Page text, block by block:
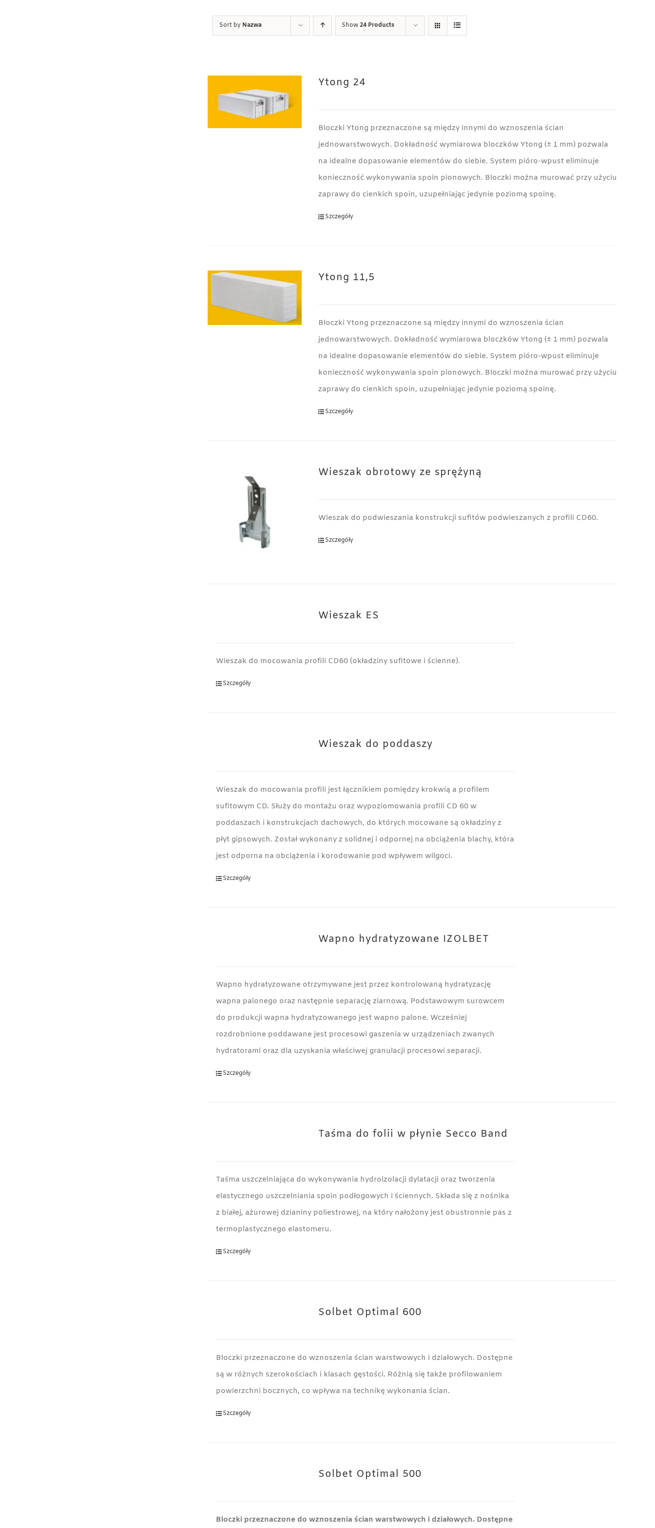
Sort by Nazwa Show24 Products
Ytong 24
Bloczki Ytong przeznaczone są między innymi do wznoszenia ścian
jednowarstwowych. Dokładność wymiarowa bloczków Ytong (± 1 mm) pozwala
na idealne dopasowanie elementów do siebie. System pióro-wpust eliminuje
konieczność wykonywania spoin pionowych. Bloczki można murować przy użyciu
zaprawy do cienkich spoin, uzupełniając jedynie poziomą spoinę.
Szczegóły
Ytong 11,5
Bloczki Ytong przeznaczone są między innymi do wznoszenia ścian
jednowarstwowych. Dokładność wymiarowa bloczków Ytong (± 1 mm) pozwala
na idealne dopasowanie elementów do siebie. System pióro-wpust eliminuje
konieczność wykonywania spoin pionowych. Bloczki można murować przy użyciu
zaprawy do cienkich spoin, uzupełniając jedynie poziomą spoinę.
Szczegóły
Wieszak obrotowy ze sprężyną
Wieszak do podwieszania konstrukcji sufitów podwieszanych z profili CD60.
Szczegóły
Wieszak ES
Wieszak do mocowania profili CD60 (okładziny sufitowe i ścienne).
Szczegóły
Wieszak do poddaszy
Wieszak do mocowania profili jest łącznikiem pomiędzy krokwią a profilem
sufitowym CD. Służy do montażu oraz wypoziomowania profili CD 60 w
poddaszach i konstrukcjach dachowych, do których mocowane są okładziny z
płyt gipsowych. Został wykonany z solidnej i odpornej na obciążenia blachy, która
jest odporna na obciążenia i korodowanie pod wpływem wilgoci.
Szczegóły
Wapno hydratyzowane IZOLBET
Wapno hydratyzowane otrzymywane jest przez kontrolowaną hydratyzację
wapna palonego oraz następnie separację ziarnową. Podstawowym surowcem
do produkcji wapna hydratyzowanego jest wapno palone. Wcześniej
rozdrobnione poddawane jest procesowi gaszenia w urządzeniach zwanych
hydratorami oraz dla uzyskania właściwej granulacji procesowi separacji.
Szczegóły
Taśma do folii w płynie Secco Band
Taśma uszczelniająca do wykonywania hydroizolacji dylatacji oraz tworzenia
elastycznego uszczelniania spoin podłogowych i ściennych. Składa się z nośnika
z białej, ażurowej dzianiny poliestrowej, na który nałożony jest obustronnie pas z
termoplastycznego elastomeru.
Szczegóły
Solbet Optimal 600
Bloczki przeznaczone do wznoszenia ścian warstwowych i działowych. Dostępne
są w różnych szerokościach i klasach gęstości. Różnią się także profilowaniem
powierzchni bocznych, co wpływa na technikę wykonania ścian.
Szczegóły
Solbet Optimal 500
Bloczki przeznaczone do wznoszenia ścian warstwowych i działowych. Dostępne